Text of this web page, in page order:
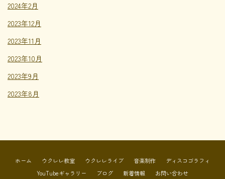
2024年2月
2023年12月
2023年11月
2023年10月
2023年9月
2023年8月
ホーム ウクレレ教室 ウクレレライブ 音楽制作
ディスコゴラフィ
YouTubeギャラリー
ブログ 新着情報 お問い合わせ